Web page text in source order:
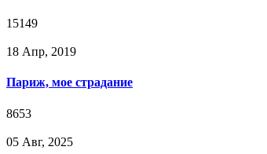
15149
18 Апр, 2019
Париж, мое страдание
8653
05 Авг, 2025